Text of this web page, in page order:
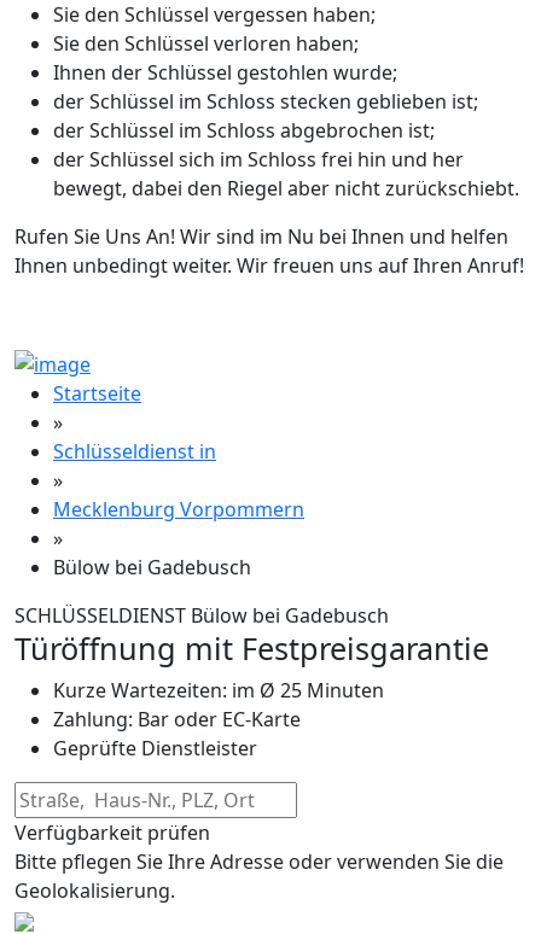
Sie den Schlüssel vergessen haben;
Sie den Schlüssel verloren haben;
Ihnen der Schlüssel gestohlen wurde;
der Schlüssel im Schloss stecken geblieben ist;
der Schlüssel im Schloss abgebrochen ist;
der Schlüssel sich im Schloss frei hin und her
bewegt, dabei den Riegel aber nicht zurückschiebt.
Rufen Sie Uns An! Wir sind im Nu bei Ihnen und helfen
Ihnen unbedingt weiter. Wir freuen uns auf Ihren Anruf!
Startseite
»
Schlüsseldienst in
»
Mecklenburg Vorpommern
»
Bülow bei Gadebusch
SCHLÜSSELDIENST Bülow bei Gadebusch
Türöffnung mit Festpreisgarantie
Kurze Wartezeiten: im Ø 25 Minuten
Zahlung: Bar oder EC-Karte
Geprüfte Dienstleister
Verfügbarkeit prüfen
Bitte pflegen Sie Ihre Adresse oder verwenden Sie die
Geolokalisierung.